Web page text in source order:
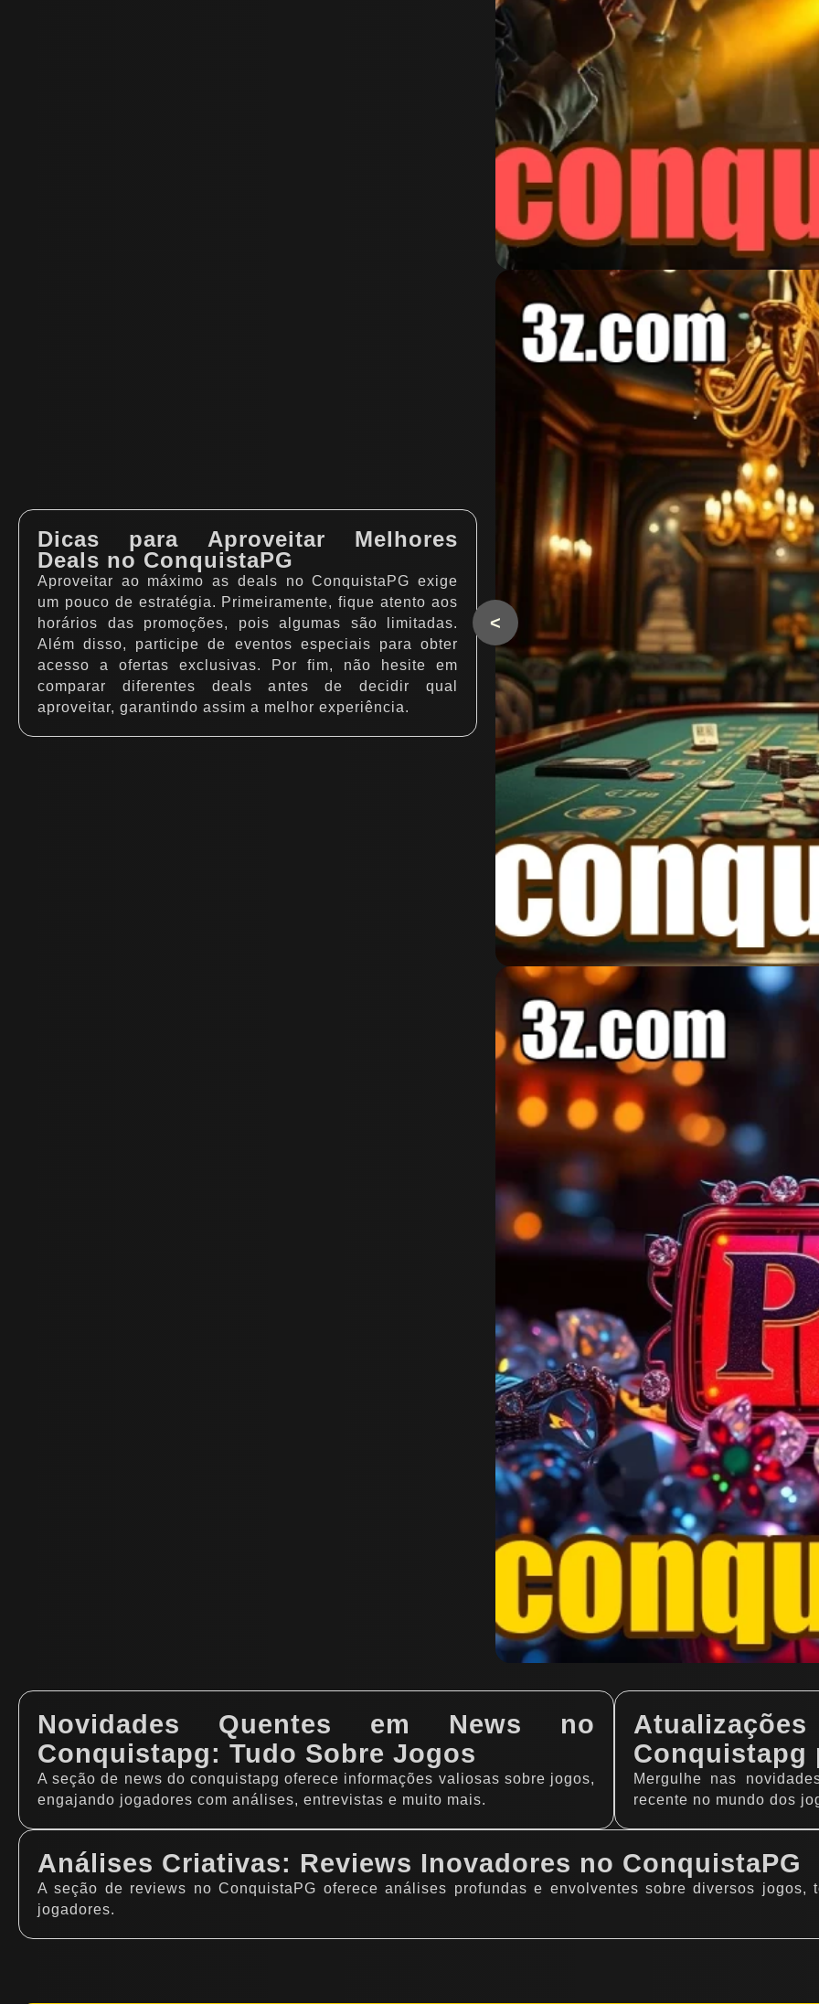
Dicas para Aproveitar Melhores
Deals no ConquistaPG
Aproveitar ao máximo as deals no ConquistaPG exige
um pouco de estratégia. Primeiramente, fique atento aos
horários das promoções, pois algumas são limitadas.
Além disso, participe de eventos especiais para obter
acesso a ofertas exclusivas. Por fim, não hesite em
comparar diferentes deals antes de decidir qual
aproveitar, garantindo assim a melhor experiência.
<
Novidades Quentes em News no
Conquistapg: Tudo Sobre Jogos
A seção de news do conquistapg oferece informações valiosas sobre jogos,
engajando jogadores com análises, entrevistas e muito mais.
Conquistapg
Mergulhe nas
recente no mundo dos
Análises Criativas: Reviews Inovadores no ConquistaPG
A seção de reviews no ConquistaPG oferece análises profundas e envolventes sobre diversos jogos,
jogadores.